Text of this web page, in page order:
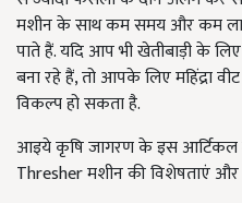
मशीन के साथ कम समय और कम
पाते हैं. यदि आप भी खेतीबाड़ी के
बना रहे हैं, तो आपके लिए महिंद्रा
विकल्प हो सकता है.
आइये कृषि जागरण के इस
Thresher मशीन की विशेषताएं